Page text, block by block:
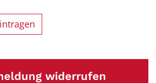
widerrufen